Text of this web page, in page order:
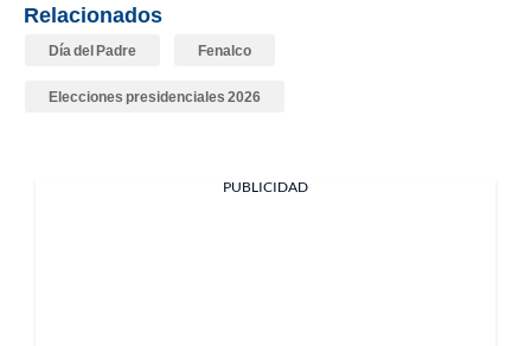
Relacionados
Día del Padre Fenalco
Elecciones presidenciales 2026
PUBLICIDAD